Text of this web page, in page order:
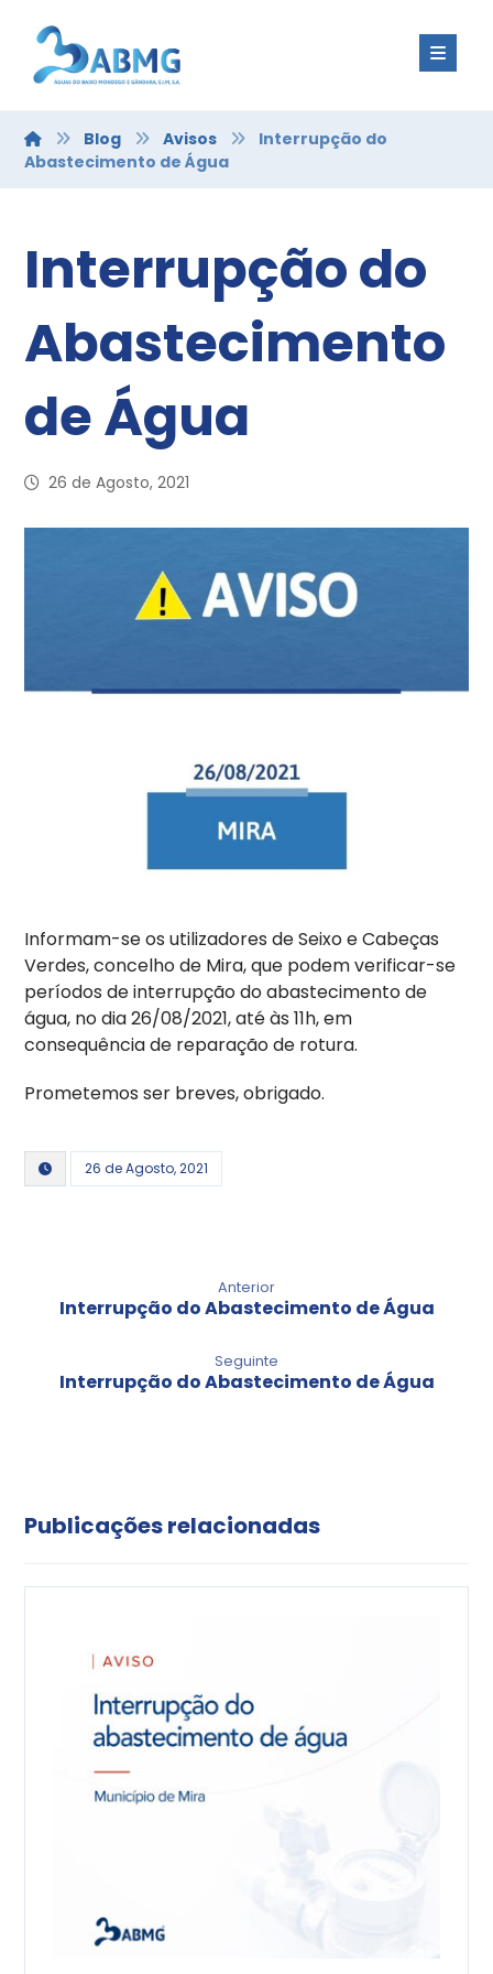
Blog Avisos
Interrupção do
Abastecimento de Água
Interrupção do
Abastecimento
de Água
26 de Agosto, 2021
Informam-se os utilizadores de Seixo e Cabeças
Verdes, concelho de Mira, que podem verificar-se
períodos de interrupção do abastecimento de
água, no dia 26/08/2021, até às 11h, em
consequência de reparação de rotura.
Prometemos ser breves, obrigado.
26 de Agosto, 2021
Anterior
Interrupção do Abastecimento de Água
Seguinte
Interrupção do Abastecimento de Água
Publicações relacionadas